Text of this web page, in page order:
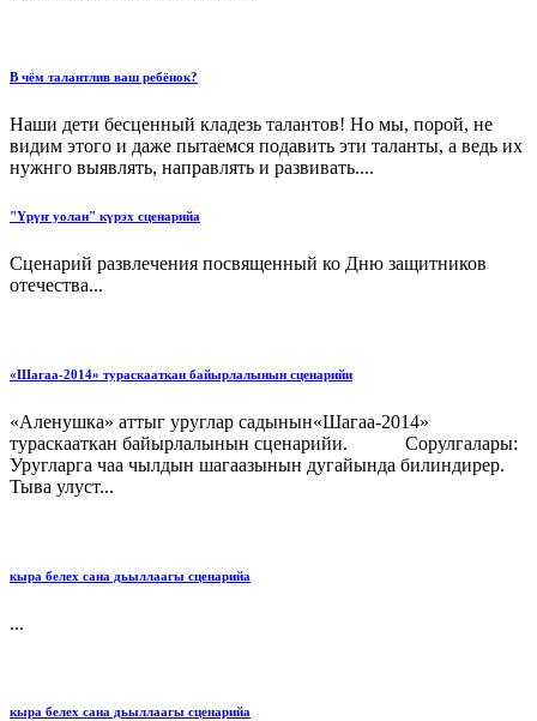
В чём талантлив ваш ребёнок?
Наши дети бесценный кладезь талантов! Но мы, порой, не
видим этого и даже пытаемся подавить эти таланты, а ведь их
нужнго выявлять, направлять и развивать....
"Үрүҥ уолан" күрэх сценарийа
Сценарий развлечения посвященный ко Дню защитников
отечества...
«Шагаа-2014» тураскааткан байырлалынын сценарийи
«Аленушка» аттыг уруглар садынын«Шагаа-2014»
тураскааткан байырлалынын сценарийи. Сорулгалары:
Уругларга чаа чылдын шагаазынын дугайында билиндирер.
Тыва улуст...
кыра белех сана дьыллаагы сценарийа
...
кыра белех сана дьыллаагы сценарийа